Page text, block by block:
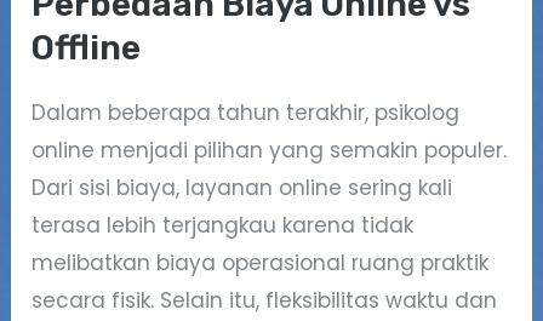
Offline
Dalam beberapa tahun terakhir, psikolog
online menjadi pilihan yang semakin populer.
Dari sisi biaya, layanan online sering kali
terasa lebih terjangkau karena tidak
melibatkan biaya operasional ruang praktik
secara fisik. Selain itu, fleksibilitas waktu dan